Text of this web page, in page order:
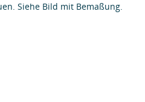
Siehe Bild mit Bemaßung.